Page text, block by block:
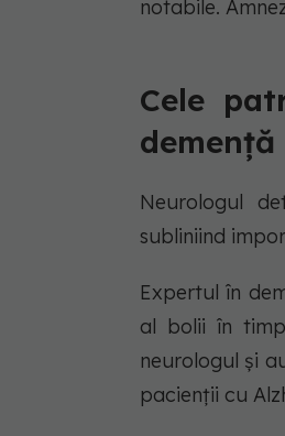
notabile.
Cele
demență
Neurologul
subliniind
Expertul în
al bolii în
neurologul și
pacienții cu